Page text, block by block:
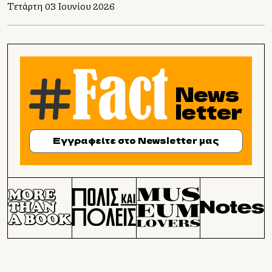
Τετάρτη 03 Ιουνίου 2026
News
letter
Εγγραφείτε στο Newsletter μας